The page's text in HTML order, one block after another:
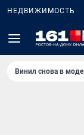
НЕДВИЖИМОСТЬ
Винил снова в моде